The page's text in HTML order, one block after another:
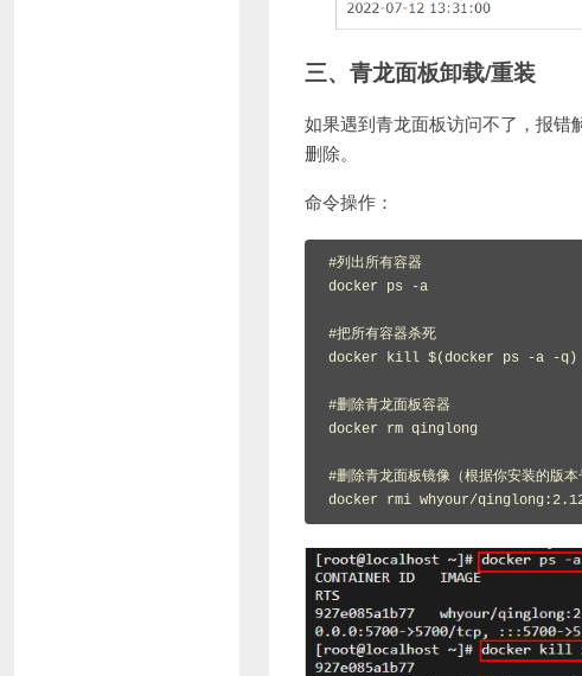
三、青龙面板卸载/重装
如果遇到青龙面板访问不了，报错
删除。
命令操作：
#列出所有容器
docker ps -a
#把所有容器杀死
docker kill $(docker ps -a -q)
#删除青龙面板容器
docker rm qinglong
#删除青龙面板镜像（根据你安装的版本